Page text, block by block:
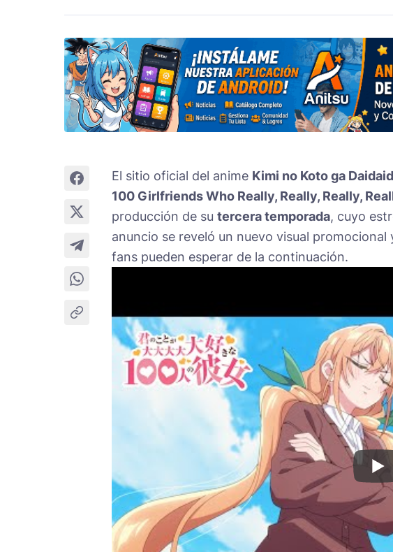
El sitio oficial del anime Kimi no Koto ga
100 Girlfriends Who Really, Really, Really,
producción de su tercera temporada, cuyo
anuncio se reveló un nuevo visual
fans pueden esperar de la continuación.